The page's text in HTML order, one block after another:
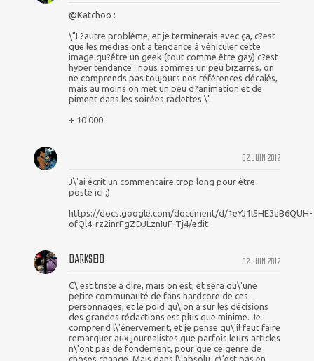
@Katchoo :
\"L?autre problème, et je terminerais avec ça, c?est
que les medias ont a tendance à véhiculer cette
image qu?être un geek (tout comme être gay) c?est
hyper tendance : nous sommes un peu bizarres, on
ne comprends pas toujours nos références décalés,
mais au moins on met un peu d?animation et de
piment dans les soirées raclettes.\"
+ 10 000
02 JUIN 2012
J\'ai écrit un commentaire trop long pour être
posté ici ;)
https://docs.google.com/document/d/1eYJ1l5HE3aB6QUH-
ofQl4-rz2inrFgZDJLznIuF-Tj4/edit
02 JUIN 2012
DARKSEID
C\'est triste à dire, mais on est, et sera qu\'une
petite communauté de fans hardcore de ces
personnages, et le poid qu\'on a sur les décisions
des grandes rédactions est plus que minime. Je
comprend l\'énervement, et je pense qu\'il faut faire
remarquer aux journalistes que parfois leurs articles
n\'ont pas de fondement, pour que ce genre de